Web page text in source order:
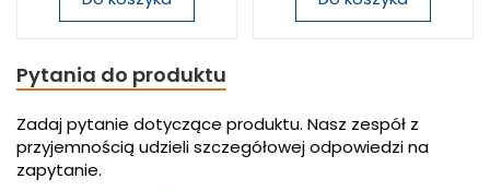
Pytania do produktu
Zadaj pytanie dotyczące produktu. Nasz zespół z
przyjemnością udzieli szczegółowej odpowiedzi na
zapytanie.